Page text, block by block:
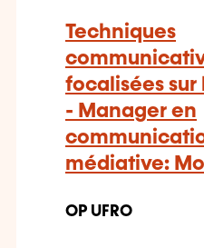
Techniques
focalisées sur
- Manager en
médiative:
OP UFRO